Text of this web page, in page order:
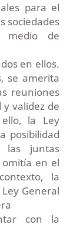
para el
sociedades
medio de
en ellos.
se amerita
reuniones
validez de
la Ley
posibilidad
las juntas
omitía en el
la
General
con la